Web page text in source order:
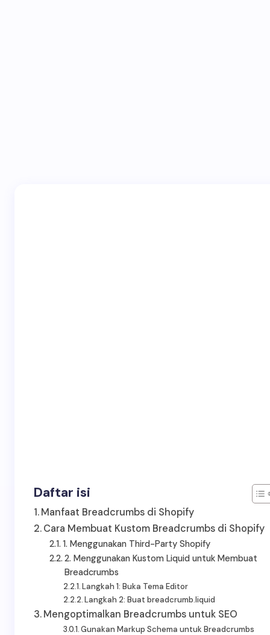
Daftar isi
Manfaat Breadcrumbs di Shopify
Cara Membuat Kustom Breadcrumbs di Shopify
1. Menggunakan Third-Party Shopify
2. Menggunakan Kustom Liquid untuk Membuat
Breadcrumbs
Langkah 1: Buka Tema Editor
Langkah 2: Buat breadcrumb.liquid
Mengoptimalkan Breadcrumbs untuk SEO
Gunakan Markup Schema untuk Breadcrumbs